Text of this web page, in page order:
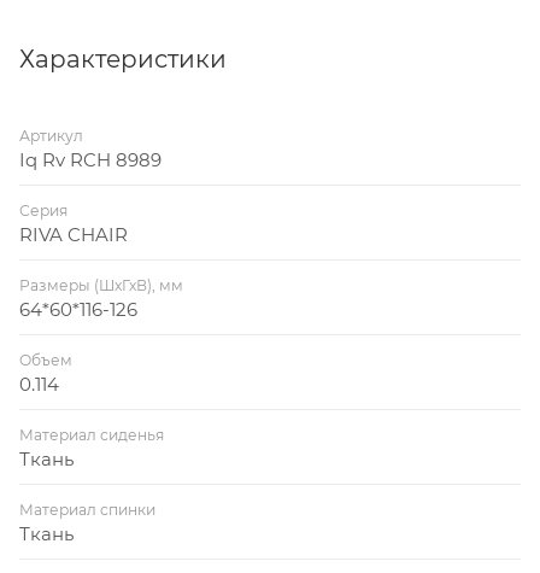
Характеристики
Артикул
Iq Rv RCH 8989
Серия
RIVA CHAIR
Размеры (ШхГхВ), мм
64*60*116-126
Объем
0.114
Материал сиденья
Ткань
Материал спинки
Ткань